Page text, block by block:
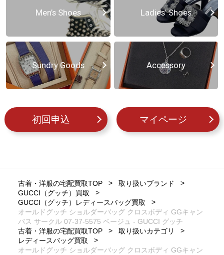
Men’s Shoes Ladies’ Shoes
Sundry Goods Accessory
初回申込 マイページ
古着・洋服の宅配買取TOP
取り扱いブランド
GUCCI（グッチ）買取
GUCCI（グッチ）レディースバッグ買取
オールドグッチ ショルダーバッグ クロスボディ GGキャン
バス サークル 07-37-5575 ベージュ - GUCCI グッチ
古着・洋服の宅配買取TOP
取り扱いカテゴリ
レディースバッグ買取
オールドグッチ ショルダーバッグ クロスボディ GGキャン